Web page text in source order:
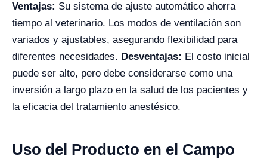
Ventajas: Su sistema de ajuste automático ahorra
tiempo al veterinario. Los modos de ventilación son
variados y ajustables, asegurando flexibilidad para
diferentes necesidades. Desventajas: El costo inicial
puede ser alto, pero debe considerarse como una
inversión a largo plazo en la salud de los pacientes y
la eficacia del tratamiento anestésico.
Uso del Producto en el Campo